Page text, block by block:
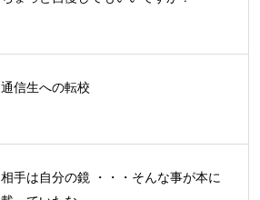
通信生への転校
相手は自分の鏡 ・・・そんな事が本に